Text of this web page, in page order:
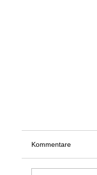
Schon jetzt
Kommentare